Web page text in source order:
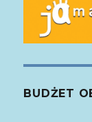
BUDŻET